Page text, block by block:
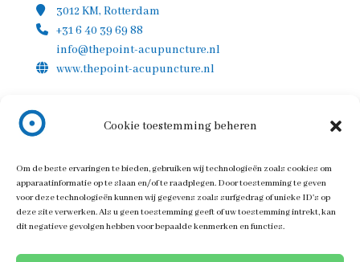
Cookie toestemming beheren
Om de beste ervaringen te bieden, gebruiken wij technologieën zoals cookies om
apparaatinformatie op te slaan en/of te raadplegen. Door toestemming te geven
voor deze technologieën kunnen wij gegevens zoals surfgedrag of unieke ID's op
deze site verwerken. Als u geen toestemming geeft of uw toestemming intrekt, kan
dit negatieve gevolgen hebben voor bepaalde kenmerken en functies.
3012 KM, Rotterdam
+31 6 40 39 69 88
info@thepoint-acupuncture.nl
www.thepoint-acupuncture.nl
Algemene voorwaarden
Disclaimer
Privacybeleid
Cookies